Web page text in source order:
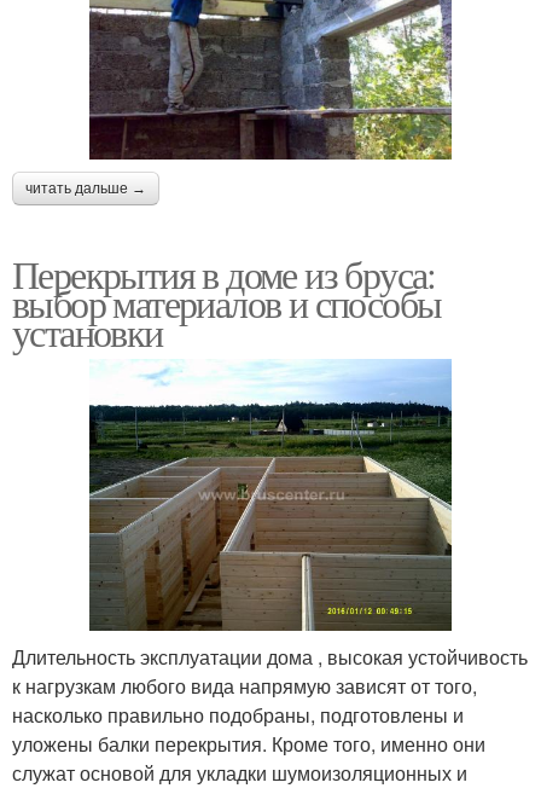
читать дальше →
Перекрытия в доме из бруса:
выбор материалов и способы
установки
Длительность эксплуатации дома , высокая устойчивость
к нагрузкам любого вида напрямую зависят от того,
насколько правильно подобраны, подготовлены и
уложены балки перекрытия. Кроме того, именно они
служат основой для укладки шумоизоляционных и